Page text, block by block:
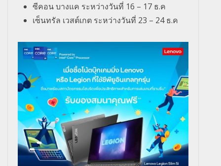
ซีคอน บางแค ระหว่างวันที่ 16 – 17 ธ.ค
เซ็นทรัล เวสต์เกต ระหว่างวันที่ 23 – 24 ธ.ค